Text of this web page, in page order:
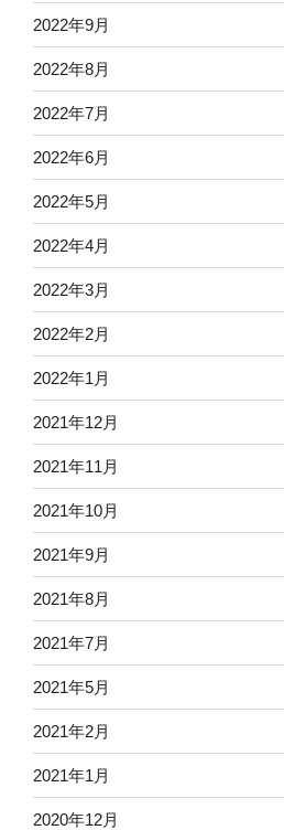
2022年9月
2022年8月
2022年7月
2022年6月
2022年5月
2022年4月
2022年3月
2022年2月
2022年1月
2021年12月
2021年11月
2021年10月
2021年9月
2021年8月
2021年7月
2021年5月
2021年2月
2021年1月
2020年12月